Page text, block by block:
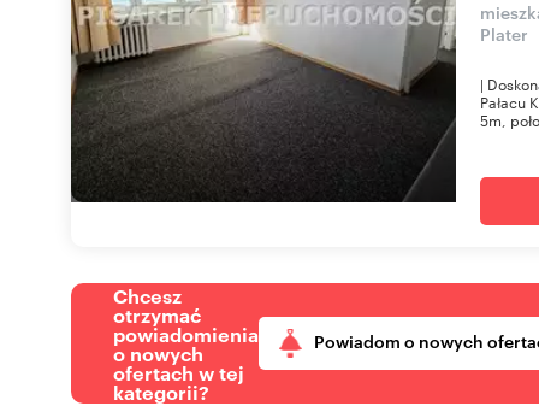
Plater
|
Pałacu
5m,
Chcesz
otrzymać
powiadomienia
o nowych
ofertach w tej
kategorii?
Powiadom o nowych